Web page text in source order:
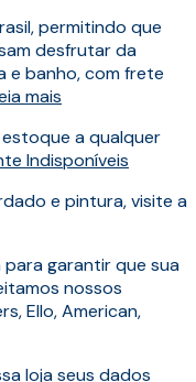
permitindo que
desfrutar da
e banho, com frete
mais
a qualquer
Indisponíveis
e pintura, visite a
garantir que sua
nossos
Ello, American,
loja seus dados